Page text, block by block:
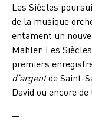
Les Siècles
de la musique
entament un
Mahler. Les
premiers
d’argentde Saint-
David ou encore
—